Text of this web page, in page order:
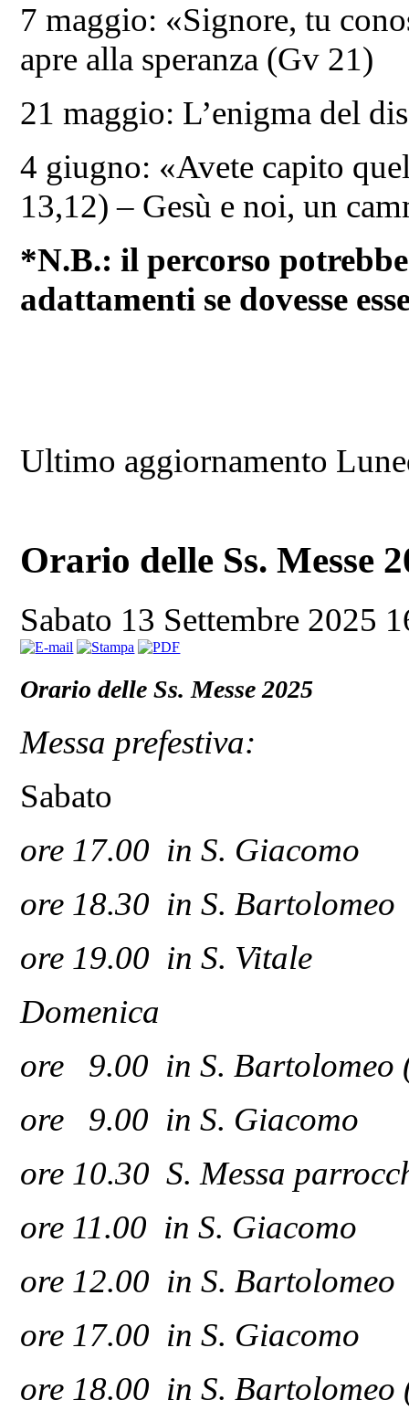
7 maggio: «Signore, tu
apre alla speranza (Gv 21)
21 maggio: L’enigma del
4 giugno: «Avete capito
13,12) – Gesù e noi, un
*N.B.: il percorso
adattamenti se dovesse
Ultimo aggiornamento
Orario delle Ss. Messe
Sabato 13 Settembre 2025
Orario delle Ss. Messe 2025
Messa prefestiva:
Sabato
ore 17.00 in S. Giacomo
ore 18.30 in S. Bartolomeo
ore 19.00 in S. Vitale
Domenica
ore 9.00 in S. Bartolomeo
ore 9.00 in S. Giacomo
ore 10.30 S. Messa
ore 11.00 in S. Giacomo
ore 12.00 in S. Bartolomeo
ore 17.00 in S. Giacomo
ore 18.00 in S. Bartolomeo